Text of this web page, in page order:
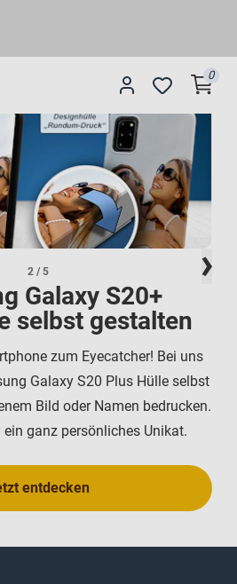
0
2 / 5
Galaxy S20+
selbst gestalten
zum Eyecatcher! Bei uns
Galaxy S20 Plus Hülle selbst
Bild oder Namen bedrucken.
ganz persönliches Unikat.
entdecken